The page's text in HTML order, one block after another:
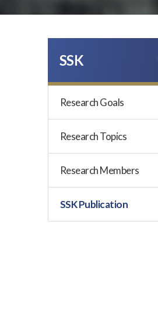
SSK
Research Goals
Research Topics
Research Members
SSK Publication